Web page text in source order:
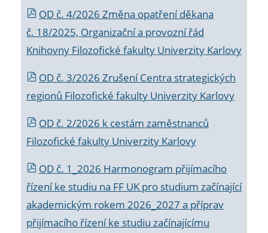
OD č. 4/2026 Změna opatření děkana
č. 18/2025, Organizační a provozní řád
Knihovny Filozofické fakulty Univerzity Karlovy
OD č. 3/2026 Zrušení Centra strategických
regionů Filozofické fakulty Univerzity Karlovy
OD č. 2/2026 k cestám zaměstnanců
Filozofické fakulty Univerzity Karlovy
OD č. 1_2026 Harmonogram přijímacího
řízení ke studiu na FF UK pro studium začínající
akademickým rokem 2026_2027 a příprav
přijímacího řízení ke studiu začínajícímu